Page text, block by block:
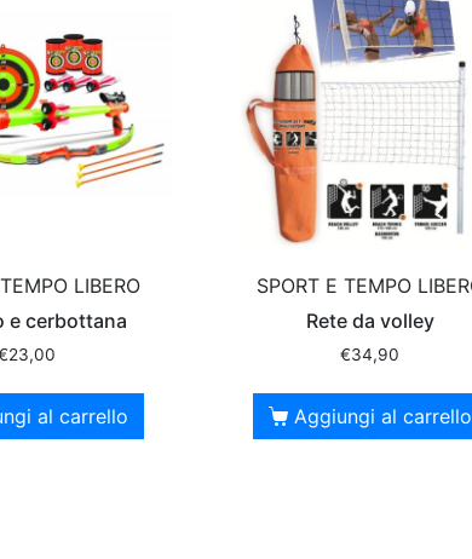
LIBERO
e cerbottana
23,00
al carrello
SPORT E TEMPO
Rete da volley
€34,90
Aggiungi al carrello